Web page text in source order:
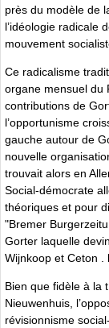
près du modèle de
l’idéologie radicale
mouvement
Ce radicalisme
organe mensuel du
contributions de
l’opportunisme
gauche autour de
nouvelle
trouvait alors en
Social-démocrate
théoriques et pour
"Bremer
Gorter laquelle
Wijnkoop et Ceton .
Bien que fidèle à la
Nieuwenhuis,
révisionnisme